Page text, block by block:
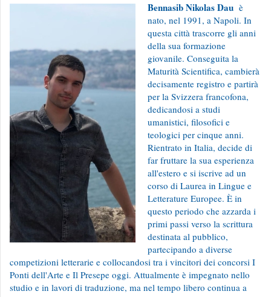
Bennasib Nikolas Dau è
nato, nel 1991, a Napoli. In
questa città trascorre gli anni
della sua formazione
giovanile. Conseguita la
Maturità Scientifica, cambierà
decisamente registro e partirà
per la Svizzera francofona,
dedicandosi a studi
umanistici, filosofici e
teologici per cinque anni.
Rientrato in Italia, decide di
far fruttare la sua esperienza
all'estero e si iscrive ad un
corso di Laurea in Lingue e
Letterature Europee. È in
questo periodo che azzarda i
primi passi verso la scrittura
destinata al pubblico,
partecipando a diverse
competizioni letterarie e collocandosi tra i vincitori dei concorsi I
Ponti dell'Arte e Il Presepe oggi. Attualmente è impegnato nello
studio e in lavori di traduzione, ma nel tempo libero continua a